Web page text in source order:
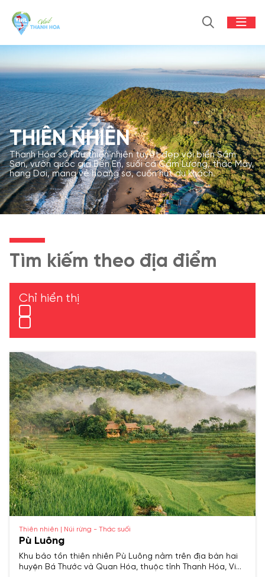
THIÊN NHIÊN
Thanh Hóa sở hữu thiên nhiên tuyệt đẹp với biển Sầm
Sơn, vườn quốc gia Bến En, suối cá Cẩm Lương, thác Mây,
hang Dơi, mang vẻ hoang sơ, cuốn hút du khách.
Tìm kiếm theo địa điểm
Chỉ hiển thị
Thiên nhiên | Núi rừng - Thác suối
Pù Luông
Khu bảo tồn thiên nhiên Pù Luông nằm trên địa bàn hai
huyện Bá Thước và Quan Hóa, thuộc tỉnh Thanh Hóa, Việt